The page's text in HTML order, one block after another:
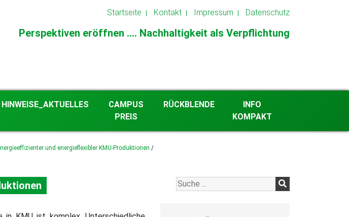
Startseite Kontakt Impressum Datenschutz
Perspektiven eröffnen .... Nachhaltigkeit als Verpflichtung
HINWEISE_AKTUELLES
CAMPUS
PREIS
RÜCKBLENDE
INFO
KOMPAKT
und energieflexibler KMU-Produktionen /